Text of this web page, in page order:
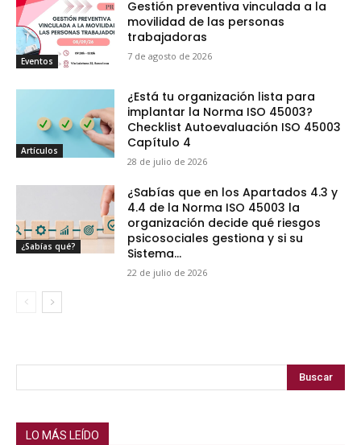
Eventos
Gestión preventiva vinculada a la
movilidad de las personas
trabajadoras
7 de agosto de 2026
Artículos
¿Está tu organización lista para
implantar la Norma ISO 45003?
Checklist Autoevaluación ISO 45003
Capítulo 4
28 de julio de 2026
¿Sabías qué?
¿Sabías que en los Apartados 4.3 y
4.4 de la Norma ISO 45003 la
organización decide qué riesgos
psicosociales gestiona y si su
Sistema...
22 de julio de 2026
Buscar
LO MÁS LEÍDO